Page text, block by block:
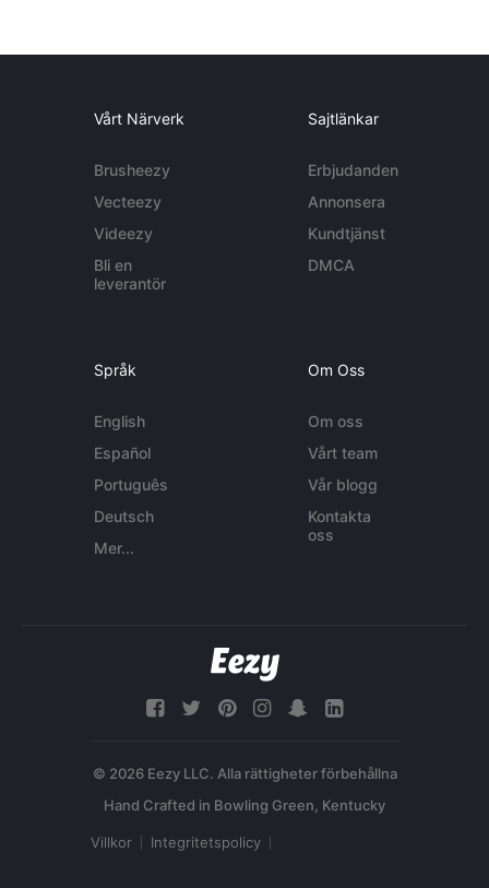
Vårt Närverk
Brusheezy
Vecteezy
Videezy
Bli en
leverantör
Sajtlänkar
Erbjudanden
Annonsera
Kundtjänst
DMCA
Språk
English
Español
Português
Deutsch
Mer...
Om Oss
Om oss
Vårt team
Vår blogg
Kontakta
oss
© 2026 Eezy LLC. Alla rättigheter förbehållna
Villkor Integritetspolicy